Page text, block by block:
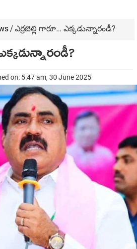
/ ఎర్రబెల్లి గారూ… ఎక్కడున్నారండీ?
on: 5:47 am, 30 June 2025